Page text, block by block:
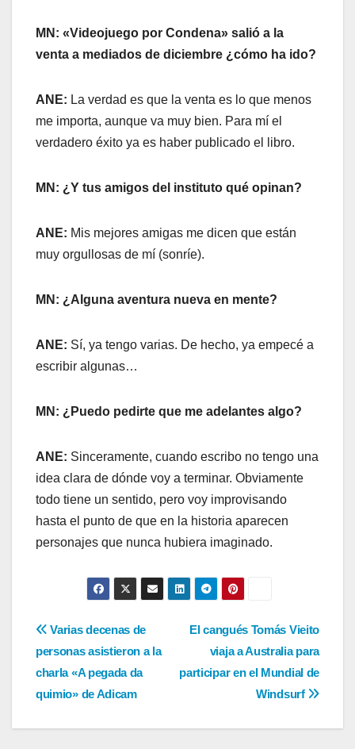
MN: «Videojuego por Condena» salió a la
venta a mediados de diciembre ¿cómo ha ido?
ANE: La verdad es que la venta es lo que menos
me importa, aunque va muy bien. Para mí el
verdadero éxito ya es haber publicado el libro.
MN: ¿Y tus amigos del instituto qué opinan?
ANE: Mis mejores amigas me dicen que están
muy orgullosas de mí (sonríe).
MN: ¿Alguna aventura nueva en mente?
ANE: Sí, ya tengo varias. De hecho, ya empecé a
escribir algunas…
MN: ¿Puedo pedirte que me adelantes algo?
ANE: Sinceramente, cuando escribo no tengo una
idea clara de dónde voy a terminar. Obviamente
todo tiene un sentido, pero voy improvisando
hasta el punto de que en la historia aparecen
personajes que nunca hubiera imaginado.
Navegación
de
entradas
El cangués Tomás Vieito
viaja a Australia para
participar en el Mundial de
Windsurf
Varias decenas de
personas asistieron a la
charla «A pegada da
quimio» de Adicam